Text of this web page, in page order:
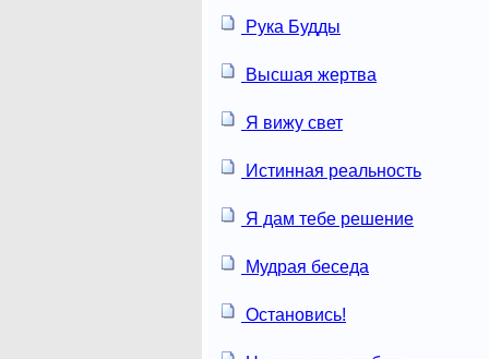
Рука Будды
Высшая жертва
Я вижу свет
Истинная реальность
Я дам тебе решение
Мудрая беседа
Остановись!